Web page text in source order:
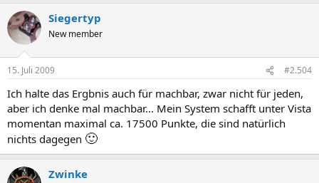
Siegertyp
New member
15. Juli 2009 #2.504
Ich halte das Ergbnis auch für machbar, zwar nicht für jeden,
aber ich denke mal machbar... Mein System schafft unter Vista
momentan maximal ca. 17500 Punkte, die sind natürlich
nichts dagegen 🙂
Zwinke